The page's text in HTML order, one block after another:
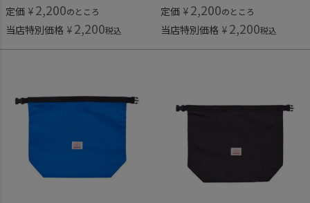
定価 ¥ 2,200のところ
当店特別価格 ¥ 2,200税込
定価 ¥ 2,200のところ
当店特別価格 ¥ 2,200税込